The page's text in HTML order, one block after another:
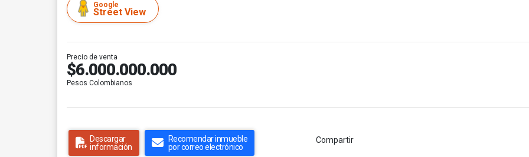
Google
Street View
Precio de venta
$6.000.000.000
Pesos Colombianos
Descargar
información
Recomendar inmueble
por correo electrónico
Compartir